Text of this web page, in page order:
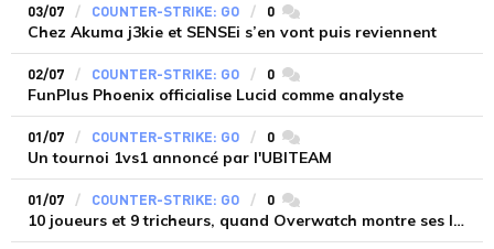
03/07 COUNTER-STRIKE: GO 0 commentaires
Chez Akuma j3kie et SENSEi s’en vont puis reviennent
02/07 COUNTER-STRIKE: GO 0 commentaires
FunPlus Phoenix officialise Lucid comme analyste
01/07 COUNTER-STRIKE: GO 0 commentaires
Un tournoi 1vs1 annoncé par l'UBITEAM
01/07 COUNTER-STRIKE: GO 0 commentaires
10 joueurs et 9 tricheurs, quand Overwatch montre ses limites